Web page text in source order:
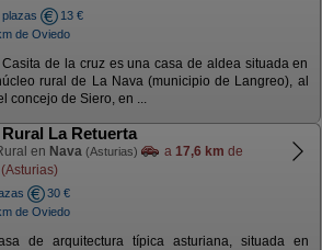
plazas
13 €
de Oviedo
Casita de la cruz es una casa de aldea situada en
rural de La Nava (municipio de Langreo), al
concejo de Siero, en ...
La Retuerta
en Nava (Asturias) a 17,6 km de
30 €
de Oviedo
de arquitectura típica asturiana, situada en